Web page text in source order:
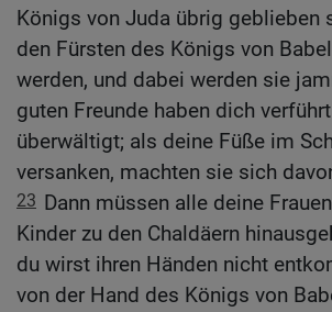
Königs von Juda übrig geblieben
den Fürsten des Königs von
werden, und dabei werden sie
guten Freunde haben dich
überwältigt; als deine Füße im
versanken, machten sie sich
23 Dann müssen alle deine
Kinder zu den Chaldäern
du wirst ihren Händen nicht
von der Hand des Königs von